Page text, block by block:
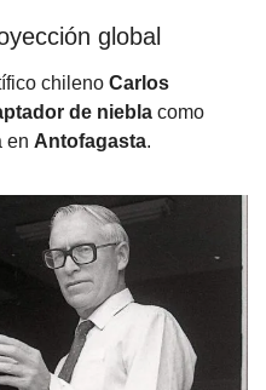
global
chileno Carlos
de niebla como
en Antofagasta.